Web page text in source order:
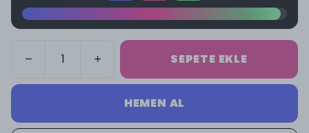
SEPETE EKLE
HEMEN AL